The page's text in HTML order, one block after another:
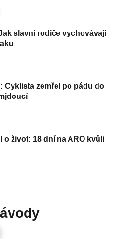
slavní rodiče vychovávají
Cyklista zemřel po pádu do
o život: 18 dní na ARO kvůli